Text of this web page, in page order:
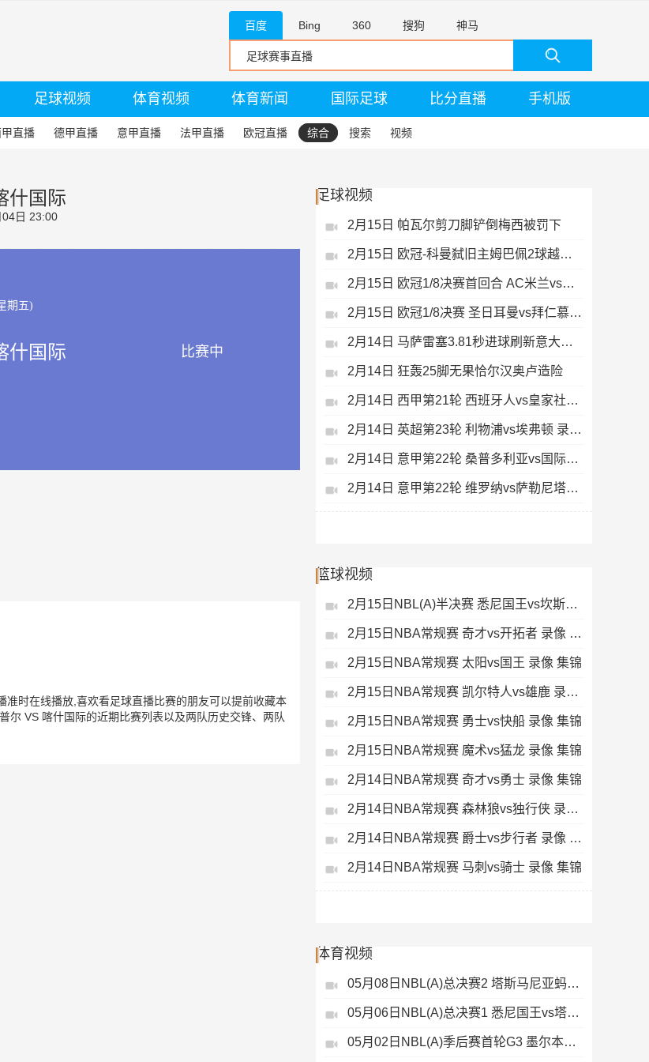
百度 Bing 360 搜狗 神马
足球视频 体育视频 体育新闻 国际足球 比分直播 手机版
直播 德甲直播 意甲直播 法甲直播 欧冠直播 综合 搜索 视频
什国际
04日 23:00
期五)
什国际 比赛中
时在线播放,喜欢看足球直播比赛的朋友可以提前收藏本
尔 VS 喀什国际的近期比赛列表以及两队历史交锋、两队
足球视频
2月15日 帕瓦尔剪刀脚铲倒梅西被罚下
2月15日 欧冠-科曼弑旧主姆巴佩2球越位无效
2月15日 欧冠1/8决赛首回合 AC米兰vs热刺 录像 集锦
2月15日 欧冠1/8决赛 圣日耳曼vs拜仁慕尼黑 录像 集锦
2月14日 马萨雷塞3.81秒进球刷新意大利历史
2月14日 狂轰25脚无果恰尔汉奥卢造险
2月14日 西甲第21轮 西班牙人vs皇家社会 录像 集锦
2月14日 英超第23轮 利物浦vs埃弗顿 录像 集锦
2月14日 意甲第22轮 桑普多利亚vs国际米兰 录像 集锦
2月14日 意甲第22轮 维罗纳vs萨勒尼塔纳 录像 集锦
篮球视频
2月15日NBL(A)半决赛 悉尼国王vs坎斯大班 录像 集锦
2月15日NBA常规赛 奇才vs开拓者 录像 集锦
2月15日NBA常规赛 太阳vs国王 录像 集锦
2月15日NBA常规赛 凯尔特人vs雄鹿 录像 集锦
2月15日NBA常规赛 勇士vs快船 录像 集锦
2月15日NBA常规赛 魔术vs猛龙 录像 集锦
2月14日NBA常规赛 奇才vs勇士 录像 集锦
2月14日NBA常规赛 森林狼vs独行侠 录像 集锦
2月14日NBA常规赛 爵士vs步行者 录像 集锦
2月14日NBA常规赛 马刺vs骑士 录像 集锦
体育视频
05月08日NBL(A)总决赛2 塔斯马尼亚蚂蚁vs悉尼国王 录像
05月06日NBL(A)总决赛1 悉尼国王vs塔斯马尼亚蚂蚁 全场录像
05月02日NBL(A)季后赛首轮G3 墨尔本联 - 塔斯马尼亚蚂蚁 录像集锦